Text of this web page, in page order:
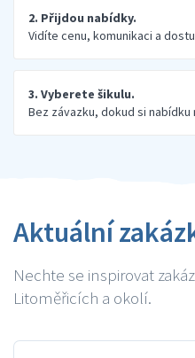
2. Přijdou nabídky.
Vidíte cenu, komunikaci a
3. Vyberete šikulu.
Bez závazku, dokud si
Aktuální
Nechte se inspirovat
Litoměřicích a okolí.